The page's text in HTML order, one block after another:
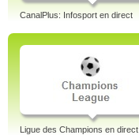
CanalPlus: Infosport en direct
Ligue des Champions en direct